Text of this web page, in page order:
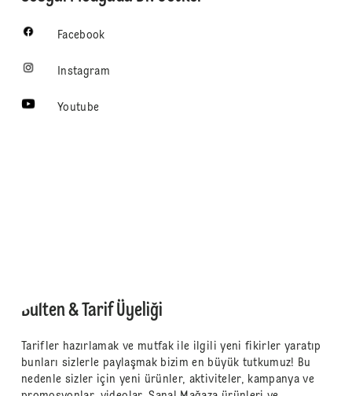
Facebook
Instagram
Youtube
Bülten & Tarif Üyeliği
Tarifler hazırlamak ve mutfak ile ilgili yeni fikirler yaratıp
bunları sizlerle paylaşmak bizim en büyük tutkumuz! Bu
nedenle sizler için yeni ürünler, aktiviteler, kampanya ve